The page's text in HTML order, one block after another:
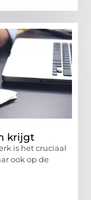
krijgt
is het cruciaal
ook op de